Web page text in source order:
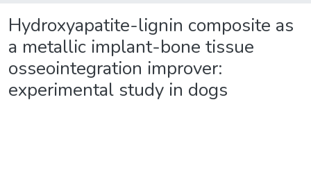
Hydroxyapatite-lignin composite as
a metallic implant-bone tissue
osseointegration improver:
experimental study in dogs